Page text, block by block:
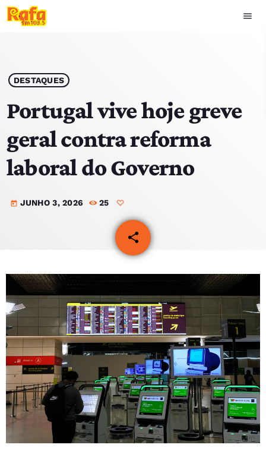
menu
play_arrow OUVIR RAFA
HOME
NOTÍCIAS
EQUIPA
PROGRAMAS
VIDEOS
EVENTOS
CONTACTOS
PORTUGUÊS keyboard_arrow_down
TÉTUM
DESTAQUES
Portugal vive hoje greve
geral contra reforma
laboral do Governo
today JUNHO 3, 2026 25
share
email